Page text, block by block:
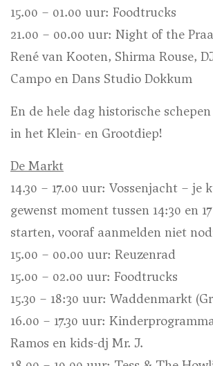
15.00 – 01.00 uur: Foodtrucks
21.00 – 00.00 uur: Night of the
René van Kooten, Shirma Rouse,
Campo en Dans Studio Dokkum
En de hele dag historische
in het Klein- en Grootdiep!
De Markt
14.30 – 17.00 uur: Vossenjacht – je
gewenst moment tussen 14:30 en
starten, vooraf aanmelden niet
15.00 – 00.00 uur: Reuzenrad
15.00 – 02.00 uur: Foodtrucks
15.30 – 18:30 uur: Waddenmarkt
16.00 – 17.30 uur:
Ramos en kids-dj Mr. J.